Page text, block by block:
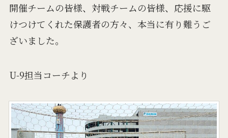
開催チームの皆様、対戦チームの皆様、応援に駆
けつけてくれた保護者の方々、本当に有り難うご
ざいました。
U-9担当コーチより